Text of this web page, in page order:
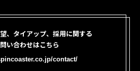
、タイアップ、採用に関する
い合わせはこちら
contact/